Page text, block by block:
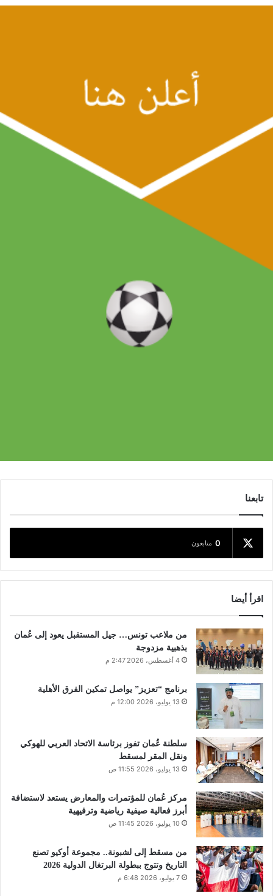
تابعنا
0 متابعون
اقرأ أيضا
من ملاعب تونس… جيل المستقبل يعود إلى عُمان
بذهبية مزدوجة
4 أغسطس، 2026 2:47 م
برنامج “تعزيز” يواصل تمكين الفرق الأهلية
13 يوليو، 2026 12:00 م
سلطنة عُمان تفوز برئاسة الاتحاد العربي للهوكي
ونقل المقر لمسقط
13 يوليو، 2026 11:55 ص
مركز عُمان للمؤتمرات والمعارض يستعد لاستضافة
أبرز فعالية صيفية رياضية وترفيهية
10 يوليو، 2026 11:45 ص
من مسقط إلى لشبونة.. مجموعة أوكيو تصنع
التاريخ وتتوج ببطولة البرتغال الدولية 2026
7 يوليو، 2026 6:48 م